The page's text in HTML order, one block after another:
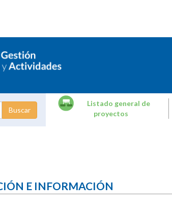
Listado general de
proyectos
E INFORMACIÓN